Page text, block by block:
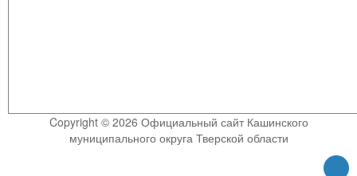
Copyright © 2026 Официальный сайт Кашинского
муниципального округа Тверской области